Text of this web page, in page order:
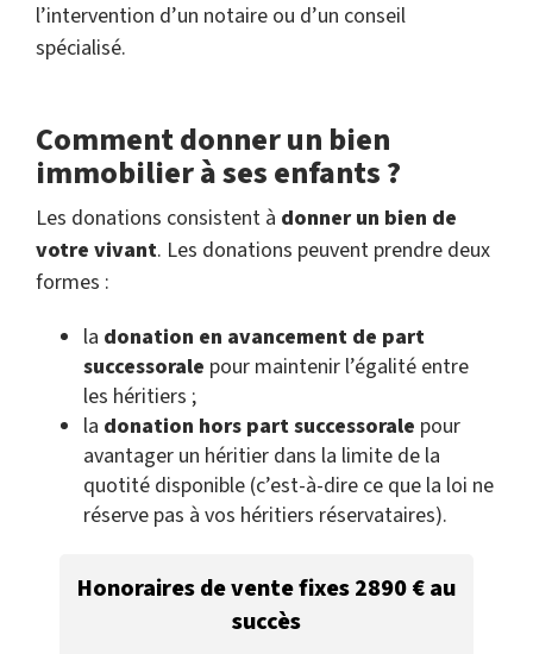
l’intervention d’un notaire ou d’un conseil
spécialisé.
Comment donner un bien
immobilier à ses enfants ?
Les donations consistent à donner un bien de
votre vivant. Les donations peuvent prendre deux
formes :
la donation en avancement de part
successorale pour maintenir l’égalité entre
les héritiers ;
la donation hors part successorale pour
avantager un héritier dans la limite de la
quotité disponible (c’est-à-dire ce que la loi ne
réserve pas à vos héritiers réservataires).
Honoraires de vente fixes 2890 € au
succès